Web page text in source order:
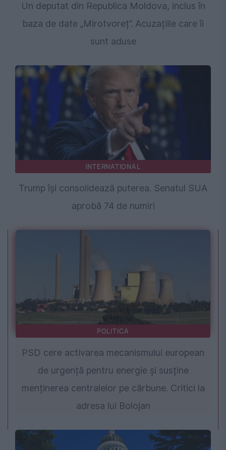
Un deputat din Republica Moldova, inclus în
baza de date „Mirotvoreț”. Acuzațiile care îi
sunt aduse
INTERNATIONAL
Trump își consolidează puterea. Senatul SUA
aprobă 74 de numiri
POLITICA
PSD cere activarea mecanismului european
de urgență pentru energie și susține
menținerea centralelor pe cărbune. Critici la
adresa lui Bolojan